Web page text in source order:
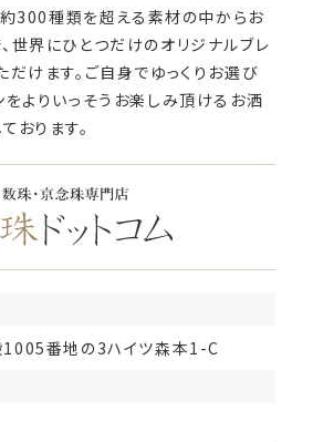
約300種類を超える素材の中からお
世界にひとつだけのオリジナルブレ
だけます。ご自身でゆっくりお選び
をよりいっそうお楽しみ頂けるお洒
おります。
番地の3ハイツ森本1-C